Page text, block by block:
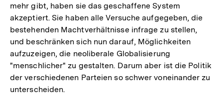
mehr gibt, haben sie das geschaffene System
akzeptiert. Sie haben alle Versuche aufgegeben, die
bestehenden Machtverhältnisse infrage zu stellen,
und beschränken sich nun darauf, Möglichkeiten
aufzuzeigen, die neoliberale Globalisierung
"menschlicher" zu gestalten. Darum aber ist die Politik
der verschiedenen Parteien so schwer voneinander zu
unterscheiden.